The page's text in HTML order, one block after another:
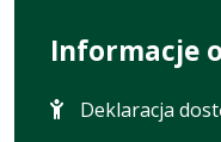
Informacje
Deklaracja